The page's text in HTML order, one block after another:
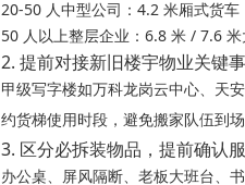
20-50 人中型公司：4.2 米厢式货车
50 人以上整层企业：6.8 米 / 7.6
2. 提前对接新旧楼宇物业关键
甲级写字楼如万科龙岗云中心、天
约货梯使用时段，避免搬家队伍到
3. 区分必拆装物品，提前确认
办公桌、屏风隔断、老板大班台、